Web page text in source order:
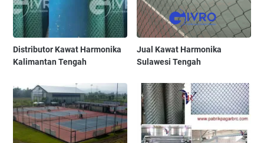
Distributor Kawat Harmonika
Kalimantan Tengah
Jual Kawat Harmonika
Sulawesi Tengah